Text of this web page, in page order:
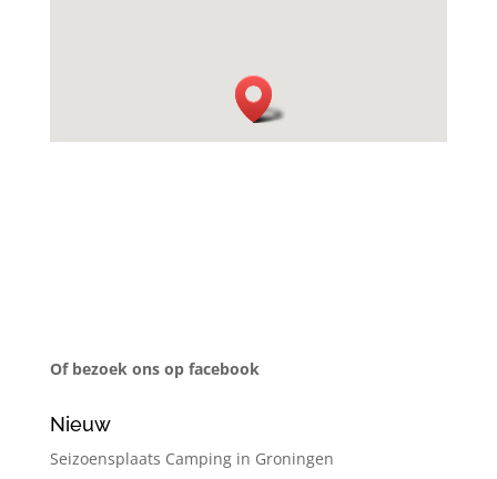
Of bezoek ons op facebook
Nieuw
Seizoensplaats Camping in Groningen